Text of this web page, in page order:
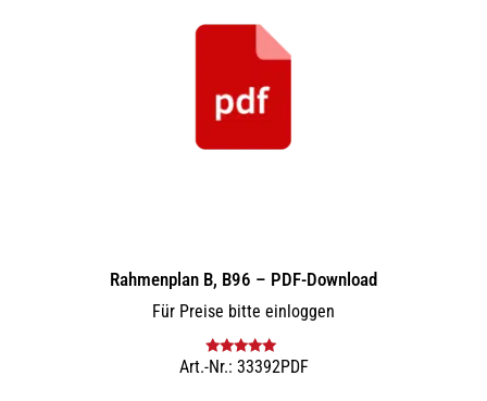
Rahmenplan B, B96 – PDF-Download
Für Preise bitte einloggen
Bewertet mit
Art.-Nr.: 33392PDF